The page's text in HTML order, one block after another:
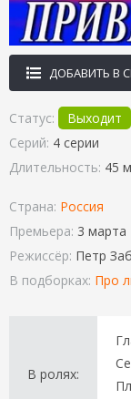
ДОБАВИТЬ В
Статус:
Выходит
Серий: 4 серии
Длительность: 45
Страна: Россия
Премьера: 3 марта
Режиссёр: Петр
В подборках: Про
В ролях: